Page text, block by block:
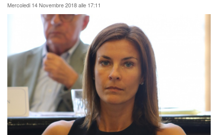
Mercoledi 14 Novembre 2018 alle 17:11